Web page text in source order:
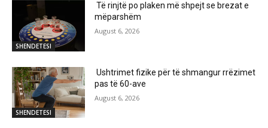
SHENDETESI
Të rinjtë po plaken më shpejt se brezat e
mëparshëm
August 6, 2026
SHENDETESI
Ushtrimet fizike për të shmangur rrëzimet
pas të 60-ave
August 6, 2026